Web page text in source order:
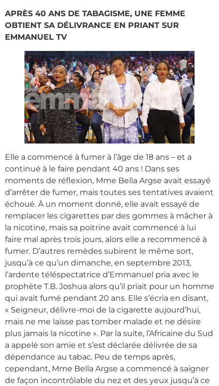
APRÈS 40 ANS DE TABAGISME, UNE FEMME
OBTIENT SA DÉLIVRANCE EN PRIANT SUR
EMMANUEL TV
Elle a commencé à fumer à l’âge de 18 ans – et a
continué à le faire pendant 40 ans ! Dans ses
moments de réflexion, Mme Bella Argse avait essayé
d’arrêter de fumer, mais toutes ses tentatives avaient
échoué. À un moment donné, elle avait essayé de
remplacer les cigarettes par des gommes à mâcher à
la nicotine, mais sa poitrine avait commencé à lui
faire mal après trois jours, alors elle a recommencé à
fumer. D’autres remèdes subirent le même sort,
jusqu’à ce qu’un dimanche, en septembre 2013,
l’ardente téléspectatrice d’Emmanuel pria avec le
prophète T.B. Joshua alors qu’il priait pour un homme
qui avait fumé pendant 20 ans. Elle s’écria en disant,
« Seigneur, délivre-moi de la cigarette aujourd’hui,
mais ne me laisse pas tomber malade et ne désire
plus jamais la nicotine ». Par la suite, l’Africaine du Sud
a appelé son amie et s’est déclarée délivrée de sa
dépendance au tabac. Peu de temps après,
cependant, Mme Bella Argse a commencé à saigner
de façon incontrôlable du nez et des yeux jusqu’à ce